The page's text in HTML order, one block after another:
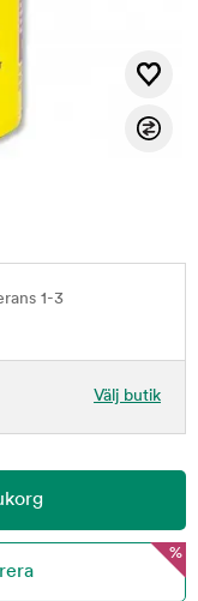
1-3
Välj butik
%